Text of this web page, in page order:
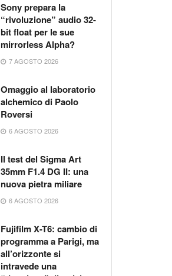
Sony prepara la
“rivoluzione” audio 32-
bit float per le sue
mirrorless Alpha?
7 AGOSTO 2026
Omaggio al laboratorio
alchemico di Paolo
Roversi
6 AGOSTO 2026
Il test del Sigma Art
35mm F1.4 DG II: una
nuova pietra miliare
6 AGOSTO 2026
Fujifilm X-T6: cambio di
programma a Parigi, ma
all’orizzonte si
intravede una